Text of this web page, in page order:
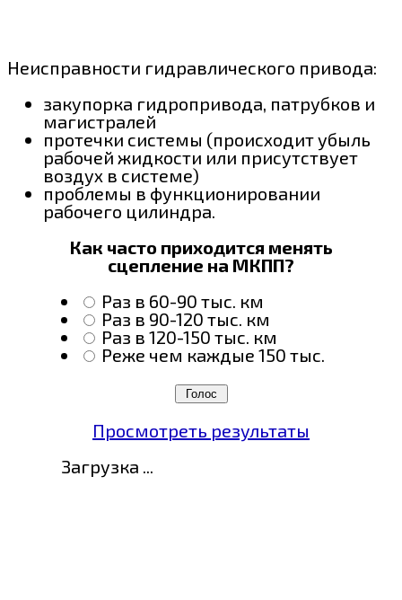
Неисправности гидравлического привода:
закупорка гидропривода, патрубков и
магистралей
протечки системы (происходит убыль
рабочей жидкости или присутствует
воздух в системе)
проблемы в функционировании
рабочего цилиндра.
Как часто приходится менять
сцепление на МКПП?
Раз в 60-90 тыс. км
Раз в 90-120 тыс. км
Раз в 120-150 тыс. км
Реже чем каждые 150 тыс.
Просмотреть результаты
Загрузка ...